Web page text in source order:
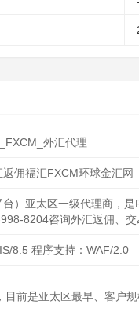
外汇代理
佣福汇FXCM环球金汇网
）亚太区一级代理商，
8204咨询外汇返佣、交
8.5 程序支持：WAF/2.0
前是亚太区最早、客户